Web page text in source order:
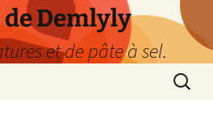
Demlyly
et de pâte à sel.